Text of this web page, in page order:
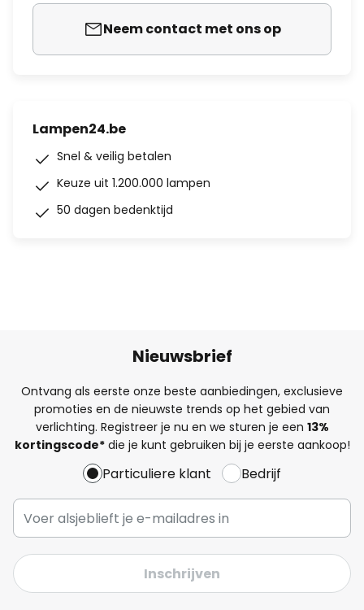
Neem contact met ons op
Lampen24.be
Snel & veilig betalen
Keuze uit 1.200.000 lampen
50 dagen bedenktijd
Nieuwsbrief
Ontvang als eerste onze beste aanbiedingen, exclusieve
promoties en de nieuwste trends op het gebied van
verlichting. Registreer je nu en we sturen je een 13%
kortingscode*die je kunt gebruiken bij je eerste aankoop!
Particuliere klant Bedrijf
Inschrijven